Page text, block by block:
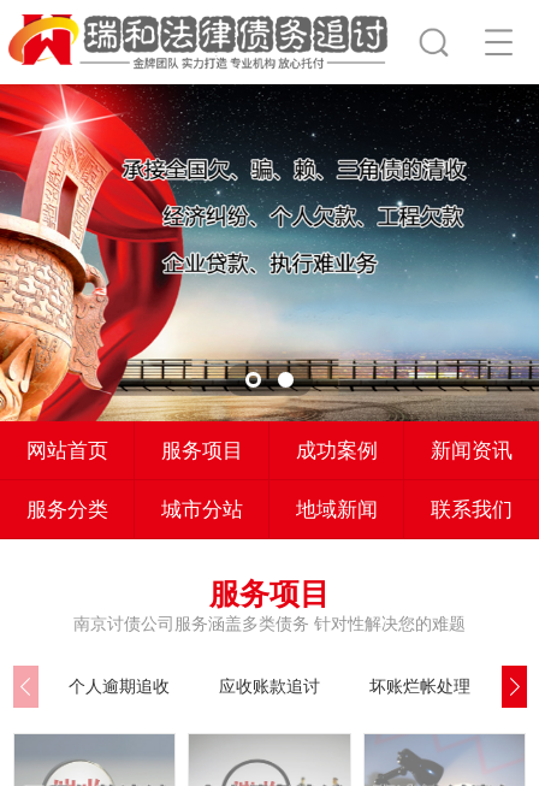
网站首页 服务项目 成功案例 新闻资讯
服务分类 城市分站 地域新闻 联系我们
服务项目
南京讨债公司服务涵盖多类债务 针对性解决您的难题
个人逾期追收 应收账款追讨 坏账烂帐处理